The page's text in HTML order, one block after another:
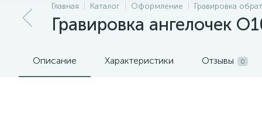
Главная Каталог Оформление Гравировка
Гравировка ангелочек
Описание Характеристики Отзывы 0